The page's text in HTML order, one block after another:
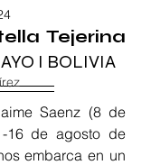
Tejerina
I BOLIVIA
Saenz (8 de
16 de agosto de
embarca en un